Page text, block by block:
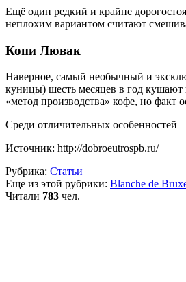
Ещё один редкий и крайне
неплохим вариантом считают
Копи Лювак
Наверное, самый необычный и
куницы) шесть месяцев в год кушают
«метод производства» кофе, но факт
Среди отличительных особенностей
Источник: http://dobroeutrospb.ru/
Рубрика: Статьи
Еще из этой рубрики: Blanche de
Читали 783 чел.